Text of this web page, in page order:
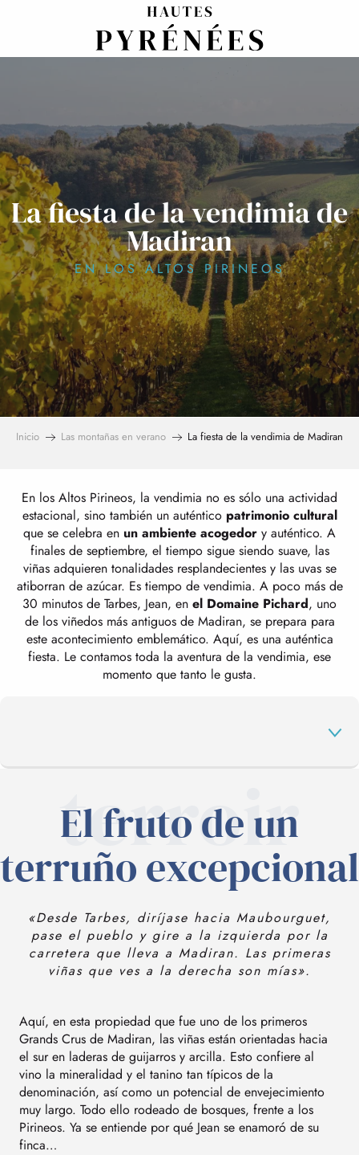
La fiesta de la vendimia de
Madiran
EN LOS ALTOS PIRINEOS
Inicio Las montañas en verano La fiesta de la vendimia de Madiran
En los Altos Pirineos, la vendimia no es sólo una actividad
estacional, sino también un auténtico patrimonio cultural
que se celebra en un ambiente acogedor y auténtico. A
finales de septiembre, el tiempo sigue siendo suave, las
viñas adquieren tonalidades resplandecientes y las uvas se
atiborran de azúcar. Es tiempo de vendimia. A poco más de
30 minutos de Tarbes, Jean, en el Domaine Pichard, uno
de los viñedos más antiguos de Madiran, se prepara para
este acontecimiento emblemático. Aquí, es una auténtica
fiesta. Le contamos toda la aventura de la vendimia, ese
momento que tanto le gusta.
UNA AUTÉNTICA FIESTA
UNA EXPERIENCIA ÚNICA
CONSEJOS PARA LAS VACACIONES
terroir
El fruto de un
terruño excepcional
«Desde Tarbes, diríjase hacia Maubourguet,
pase el pueblo y gire a la izquierda por la
carretera que lleva a Madiran. Las primeras
viñas que ves a la derecha son mías».
Aquí, en esta propiedad que fue uno de los primeros
Grands Crus de Madiran, las viñas están orientadas hacia
el sur en laderas de guijarros y arcilla. Esto confiere al
vino la mineralidad y el tanino tan típicos de la
denominación, así como un potencial de envejecimiento
muy largo. Todo ello rodeado de bosques, frente a los
Pirineos. Ya se entiende por qué Jean se enamoró de su
finca…